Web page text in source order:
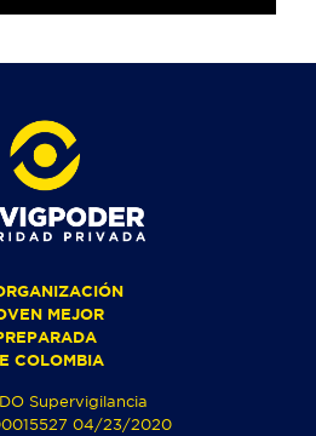
MEJOR
COLOMBIA
Supervigilancia
04/23/2020